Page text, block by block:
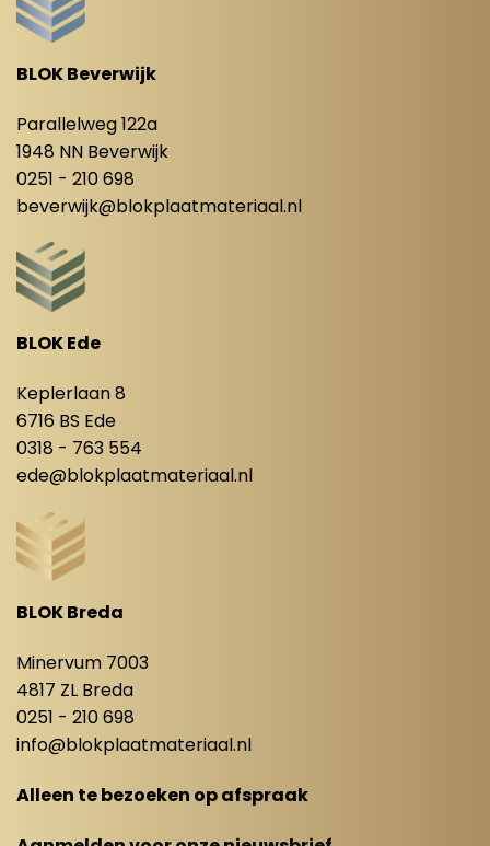
BLOK Beverwijk
Parallelweg 122a
1948 NN Beverwijk
0251 - 210 698
beverwijk@blokplaatmateriaal.nl
BLOK Ede
Keplerlaan 8
6716 BS Ede
0318 - 763 554
ede@blokplaatmateriaal.nl
BLOK Breda
Minervum 7003
4817 ZL Breda
0251 - 210 698
info@blokplaatmateriaal.nl
Alleen te bezoeken op afspraak